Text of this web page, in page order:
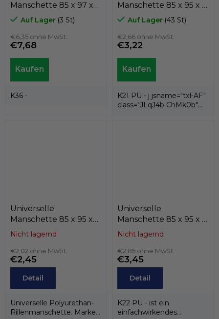
Manschette 85 x 97 x
9,6 K36-085
Textilkautschuk / NBR,
Kastas
Auf Lager (3 St)
€6,35 ohne MwSt.
€7,68
K36 -
Manschette 85 x 95 x 9
K21-085/3 PU , Kastas
Auf Lager (43 St)
€2,66 ohne MwSt.
€3,22
K21 PU - j jsname="txFAF"
class="JLqJ4b ChMk0b"
Universelle
Manschette 85 x 95 x
8,5 MA25 PU,
Dichtomatik
Nicht lagernd
€2,02 ohne MwSt.
€2,45
Detail
Universelle Polyurethan-
Rillenmanschette. Marke
Universelle
Manschette 85 x 95 x 7
K22-085/1 PU, Kastas
Nicht lagernd
€2,85 ohne MwSt.
€3,45
Detail
K22 PU - ist ein
einfachwirkendes